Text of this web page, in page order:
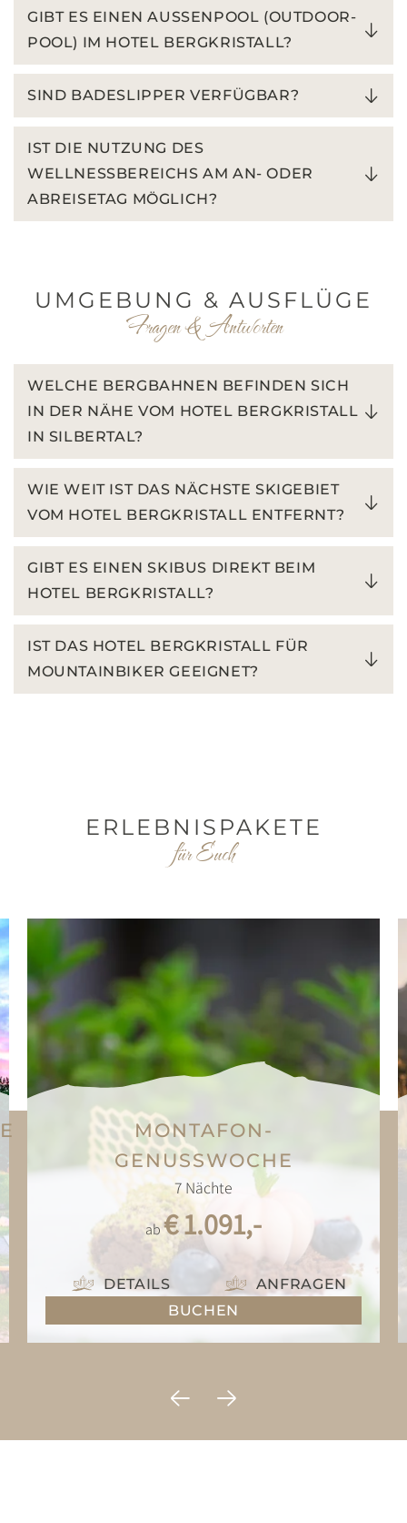
GIBT ES EINEN AUSSENPOOL (OUTDOOR-P
OOL) IM HOTEL BERGKRISTALL?
SIND BADESLIPPER VERFÜGBAR?
IST DIE NUTZUNG DES
WELLNESSBEREICHS AM AN- ODER
ABREISETAG MÖGLICH?
UMGEBUNG & AUSFLÜGE
Fragen & Antworten
WELCHE BERGBAHNEN BEFINDEN SICH
IN DER NÄHE VOM HOTEL BERGKRISTALL
IN SILBERTAL?
WIE WEIT IST DAS NÄCHSTE SKIGEBIET
VOM HOTEL BERGKRISTALL ENTFERNT?
GIBT ES EINEN SKIBUS DIREKT BEIM
HOTEL BERGKRISTALL?
IST DAS HOTEL BERGKRISTALL FÜR
MOUNTAINBIKER GEEIGNET?
ERLEBNISPAKETE
für Euch
MONTAFON-
GENUSSWOCHE
7Nächte
ab€ 1.091,-
DETAILS
ANFRAGEN
BUCHEN